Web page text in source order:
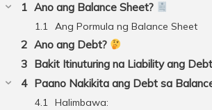
Ano ang Balance Sheet?
Ang Pormula ng Balance Sheet
Ano ang Debt?
Bakit Itinuturing na Liability ang
Paano Nakikita ang Debt sa
Halimbawa: